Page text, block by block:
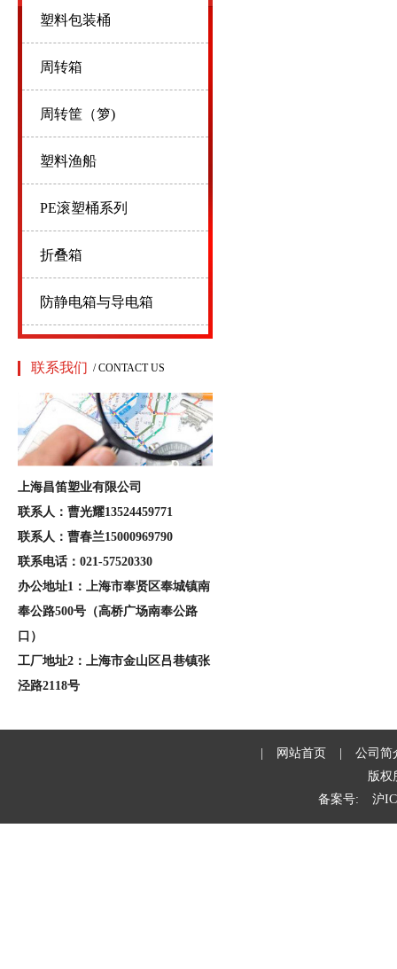
塑料包装桶
周转箱
周转筐（箩)
塑料渔船
PE滚塑桶系列
折叠箱
防静电箱与导电箱
联系我们 / CONTACT US
上海昌笛塑业有限公司
联系人：曹光耀13524459771
联系人：曹春兰15000969790
联系电话：021-57520330
办公地址1：上海市奉贤区奉城镇南
奉公路500号（高桥广场南奉公路
口）
工厂地址2：上海市金山区吕巷镇张
泾路2118号
| 网站首页 |
公司简
版
备案号:
沪